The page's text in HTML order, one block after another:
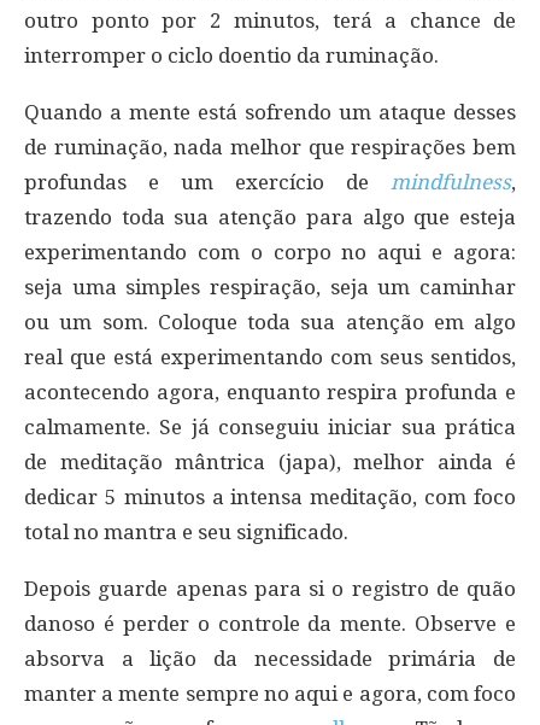
outro ponto por 2 minutos, terá a chance de
interromper o ciclo doentio da ruminação.
Quando a mente está sofrendo um ataque desses
de ruminação, nada melhor que respirações bem
profundas e um exercício de mindfulness,
trazendo toda sua atenção para algo que esteja
experimentando com o corpo no aqui e agora:
seja uma simples respiração, seja um caminhar
ou um som. Coloque toda sua atenção em algo
real que está experimentando com seus sentidos,
acontecendo agora, enquanto respira profunda e
calmamente. Se já conseguiu iniciar sua prática
de meditação mântrica (japa), melhor ainda é
dedicar 5 minutos a intensa meditação, com foco
total no mantra e seu significado.
Depois guarde apenas para si o registro de quão
danoso é perder o controle da mente. Observe e
absorva a lição da necessidade primária de
manter a mente sempre no aqui e agora, com foco